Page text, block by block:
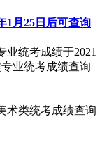
1月25日后可查询
业统考成绩于2021
业统考成绩查询
术类统考成绩查询